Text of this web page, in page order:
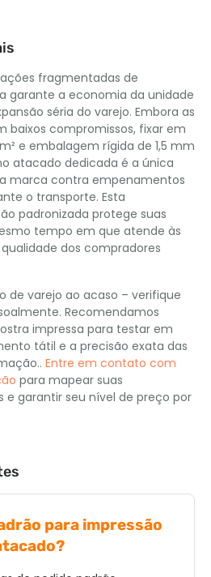
fragmentadas de
garante a economia da unidade
séria do varejo. Embora as
baixos compromissos, fixar em
e embalagem rígida de 1,5 mm
atacado dedicada é a única
marca contra empenamentos
o transporte. Esta
padronizada protege suas
tempo em que atende às
dos compradores
de varejo ao acaso – verifique
Recomendamos
impressa para testar em
tátil e a precisão exata das
Entre em contato com
para mapear suas
garantir seu nível de preço por
para impressão